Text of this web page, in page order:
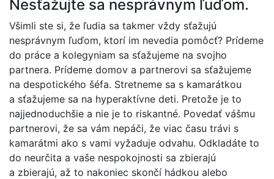
Nesťažujte sa nesprávnym ľuďom.
Všimli ste si, že ľudia sa takmer vždy sťažujú
nesprávnym ľuďom, ktorí im nevedia pomôcť? Prídeme
do práce a kolegyniam sa sťažujeme na svojho
partnera. Prídeme domov a partnerovi sa sťažujeme
na despotického šéfa. Stretneme sa s kamarátkou
a sťažujeme sa na hyperaktívne deti. Pretože je to
najjednoduchšie a nie je to riskantné. Povedať vášmu
partnerovi, že sa vám nepáči, že viac času trávi s
kamarátmi ako s vami vyžaduje odvahu. Odkladáte to
do neurčita a vaše nespokojnosti sa zbierajú
a zbierajú, až to nakoniec skončí hádkou alebo